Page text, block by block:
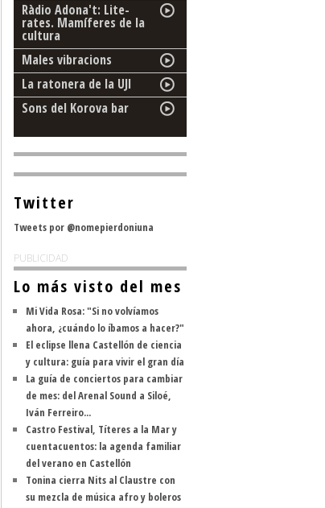
Ràdio Adona't: Lite-
rates. Mamíferes de la
cultura
Males vibracions
La ratonera de la UJI
Sons del Korova bar
Twitter
Tweets por @nomepierdoniuna
PUBLICIDAD
Lo más visto del mes
Mi Vida Rosa: "Si no volvíamos
ahora, ¿cuándo lo íbamos a hacer?"
El eclipse llena Castellón de ciencia
y cultura: guía para vivir el gran día
La guía de conciertos para cambiar
de mes: del Arenal Sound a Siloé,
Iván Ferreiro...
Castro Festival, Títeres a la Mar y
cuentacuentos: la agenda familiar
del verano en Castellón
Tonina cierra Nits al Claustre con
su mezcla de música afro y boleros